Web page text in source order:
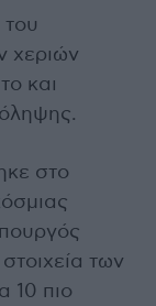
του
χεριών
και
στο
των
10 πιο